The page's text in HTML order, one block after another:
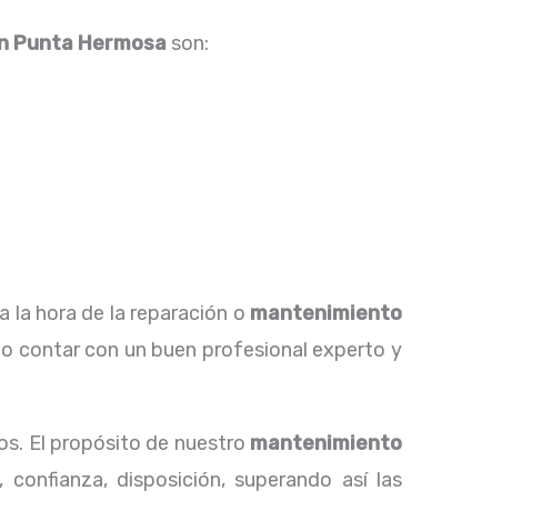
Punta Hermosa son:
la hora de la reparación o mantenimiento
contar con un buen profesional experto y
El propósito de nuestro mantenimiento
disposición, superando así las